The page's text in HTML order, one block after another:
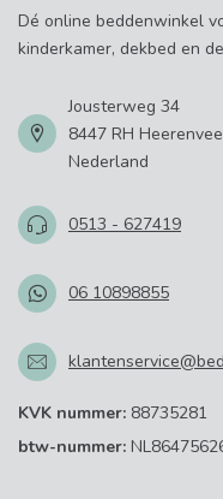
Dé online beddenwinkel
kinderkamer, dekbed en
Jousterweg 34
8447 RH
Nederland
0513 - 627419
06 10898855
KVK nummer: 88735281
btw-nummer: